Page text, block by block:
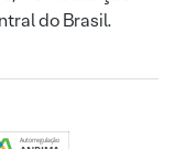
do Brasil.